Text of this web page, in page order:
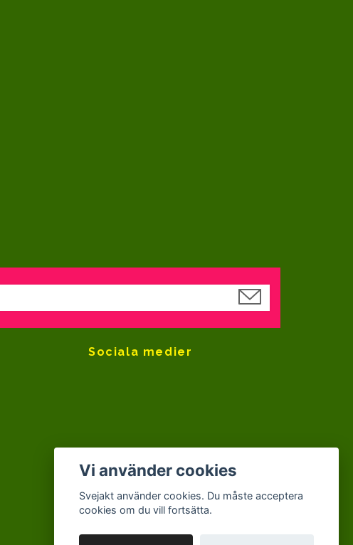
Sociala medier
Vi använder cookies
Svejakt använder cookies. Du måste acceptera
cookies om du vill fortsätta.